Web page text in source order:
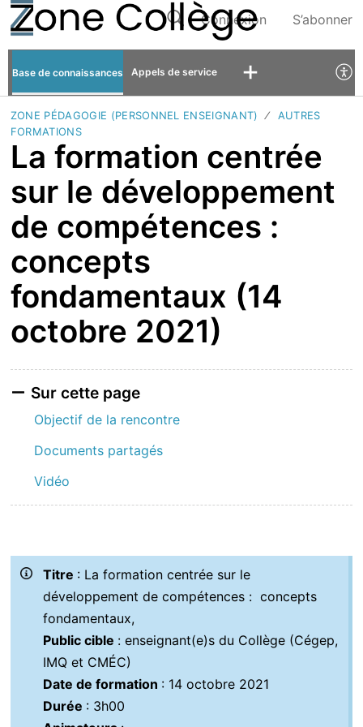
Connexion S’abonner
Base de connaissances Appels de service
ZONE PÉDAGOGIE (PERSONNEL ENSEIGNANT)
AUTRES
FORMATIONS
La formation centrée
sur le développement
de compétences :
concepts
fondamentaux (14
octobre 2021)
Sur cette page
Objectif de la rencontre
Documents partagés
Vidéo
Titre : La formation centrée sur le
développement de compétences : concepts
fondamentaux,
Public cible : enseignant(e)s du Collège (Cégep,
IMQ et CMÉC)
Date de formation : 14 octobre 2021
Durée : 3h00